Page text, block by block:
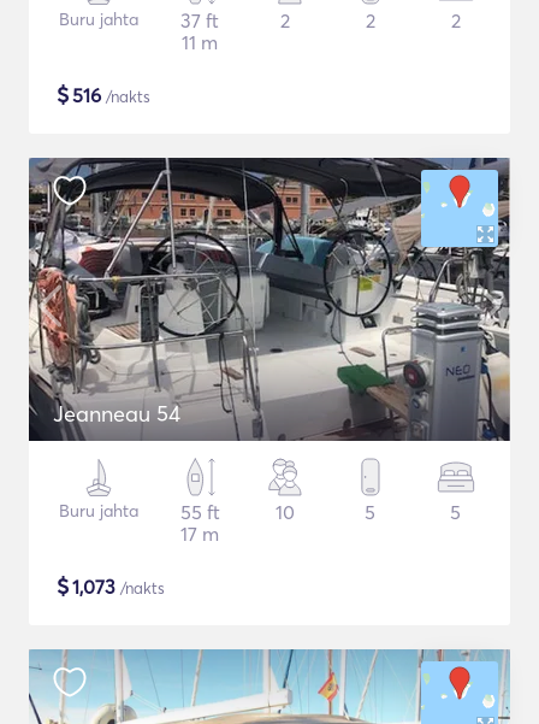
Buru jahta
37 ft
11 m
2 2 2
$516 /nakts
Jeanneau 54
Buru jahta
55 ft
17 m
10 5 5
$1,073 /nakts